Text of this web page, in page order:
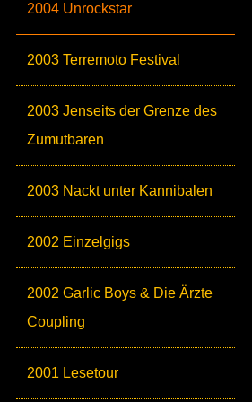
2004 Unrockstar
2003 Terremoto Festival
2003 Jenseits der Grenze des
Zumutbaren
2003 Nackt unter Kannibalen
2002 Einzelgigs
2002 Garlic Boys & Die Ärzte
Coupling
2001 Lesetour